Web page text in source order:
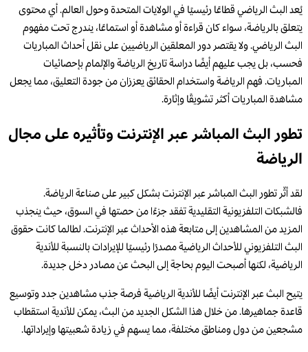
يُعد البث الرياضي قطاعًا رئيسيًا في الولايات المتحدة وحول العالم. أي محتوى
يتعلق بالرياضة، سواء كان قراءة أو مشاهدة أو استماعًا، يندرج تحت مفهوم
البث الرياضي. ولا يقتصر دور المعلقين الرياضيين على نقل أحداث المباريات
فحسب، بل يجب عليهم أيضًا دراسة تاريخ الرياضة والإلمام بإحصائيات
المباريات. فهم الرياضة واستخدام الحقائق يعززان من جودة التعليق، مما يجعل
مشاهدة المباريات أكثر تشويقًا وإثارة.
تطور البث المباشر عبر الإنترنت وتأثيره على مجال
الرياضة
لقد أثّر تطور البث المباشر عبر الإنترنت بشكل كبير على صناعة الرياضة.
فالشبكات التلفزيونية التقليدية تفقد جزءًا من حصتها في السوق، حيث ينجذب
المزيد من المشاهدين إلى متابعة هذه الأحداث عبر الإنترنت. لطالما كانت حقوق
البث التلفزيوني للأحداث الرياضية مصدرًا رئيسيًا للإيرادات بالنسبة للأندية
الرياضية، لكنها أصبحت اليوم بحاجة إلى البحث عن مصادر دخل جديدة.
يتيح البث عبر الإنترنت أيضًا للأندية الرياضية فرصة جذب مشاهدين جدد وتوسيع
قاعدة جماهيرها. من خلال هذا الشكل الجديد من البث، يمكن للأندية استقطاب
مشجعين من دول ومناطق مختلفة، مما يسهم في زيادة شعبيتها وإيراداتها.